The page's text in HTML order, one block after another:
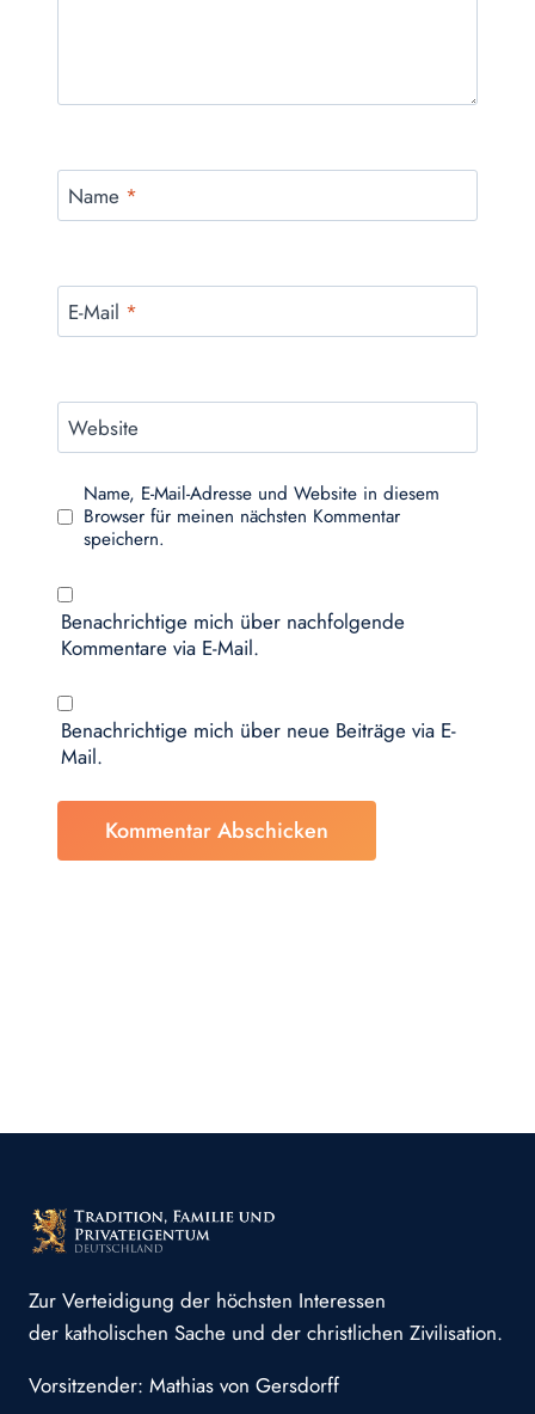
Name *
E-Mail *
Website
Name, E-Mail-Adresse und Website in diesem
Browser für meinen nächsten Kommentar
speichern.
Benachrichtige mich über nachfolgende
Kommentare via E-Mail.
Benachrichtige mich über neue Beiträge via E-
Mail.
Zur Verteidigung der höchsten Interessen
der katholischen Sache und der christlichen Zivilisation.
Vorsitzender: Mathias von Gersdorff